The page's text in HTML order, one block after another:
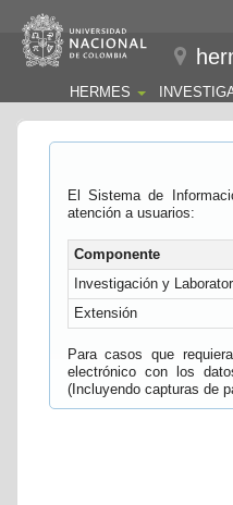
HERMES
El Sistema de
atención a usuarios:
Componente
Investigación y
Extensión
Para casos que
electrónico con los
(Incluyendo capturas de